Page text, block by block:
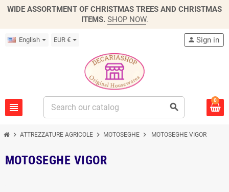
WIDE ASSORTMENT OF CHRISTMAS TREES AND CHRISTMAS
ITEMS. SHOP NOW.
English EUR €
view_headline search
person Sign in
0
chevron_right ATTREZZATURE AGRICOLE chevron_right MOTOSEGHE chevron_right MOTOSEGHE VIGOR
MOTOSEGHE VIGOR